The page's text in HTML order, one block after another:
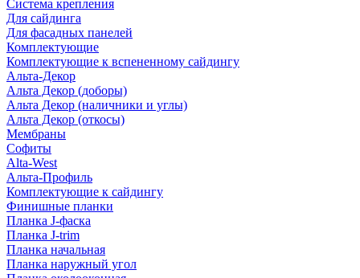
Система крепления
Для сайдинга
Для фасадных панелей
Комплектующие
Комплектующие к вспененному сайдингу
Альта-Декор
Альта Декор (доборы)
Альта Декор (наличники и углы)
Альта Декор (откосы)
Мембраны
Софиты
Alta-West
Альта-Профиль
Комплектующие к сайдингу
Финишные планки
Планка J-фаска
Планка J-trim
Планка начальная
Планка наружный угол